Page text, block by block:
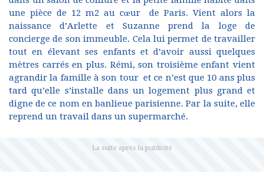
une pièce de 12 m2 au cœur de Paris. Vient alors la
naissance d’Arlette et Suzanne prend la loge de
concierge de son immeuble. Cela lui permet de travailler
tout en élevant ses enfants et d’avoir aussi quelques
mètres carrés en plus. Rémi, son troisième enfant vient
agrandir la famille à son tour et ce n’est que 10 ans plus
tard qu’elle s’installe dans un logement plus grand et
digne de ce nom en banlieue parisienne. Par la suite, elle
reprend un travail dans un supermarché.